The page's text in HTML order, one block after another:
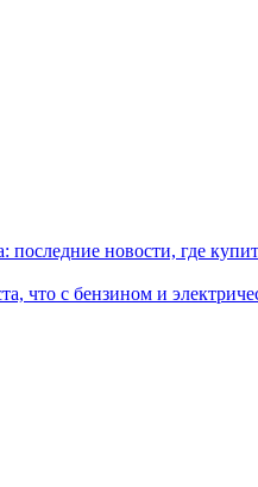
последние новости, где
что с бензином и